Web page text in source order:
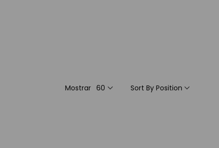
Sort By
Mostrar